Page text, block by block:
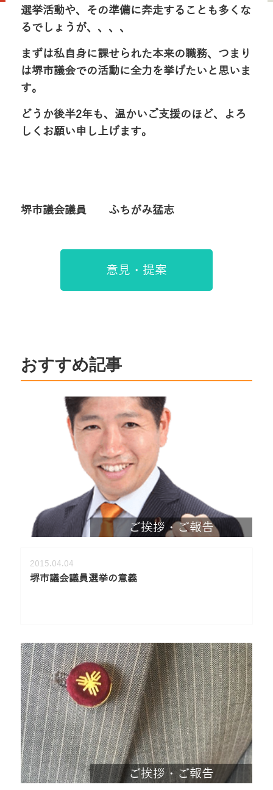
選挙活動や、その準備に奔走することも多くな
るでしょうが、、、、
まずは私自身に課せられた本来の職務、つまり
は堺市議会での活動に全力を挙げたいと思いま
す。
どうか後半2年も、温かいご支援のほど、よろ
しくお願い申し上げます。
堺市議会議員 ふちがみ猛志
意見・提案
おすすめ記事
ご挨拶・ご報告
2015.04.04
堺市議会議員選挙の意義
ご挨拶・ご報告